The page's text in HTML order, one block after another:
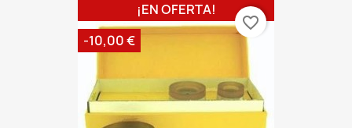
¡EN OFERTA!
-10,00 €
favorite_border